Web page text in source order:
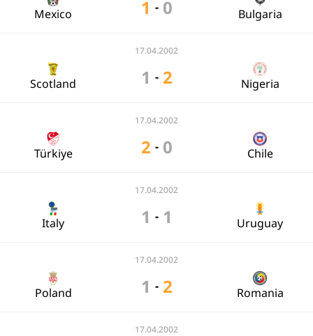
Mexico 1 - 0 Bulgaria
17.04.2002
Scotland 1 - 2 Nigeria
17.04.2002
Türkiye 2 - 0 Chile
17.04.2002
Italy 1 - 1 Uruguay
17.04.2002
Poland 1 - 2 Romania
17.04.2002